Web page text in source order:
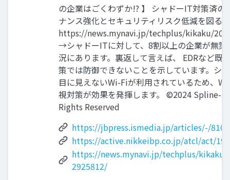
の企業はごくわずか!? 】 シャドーIT対策済の
ナンス強化とセキュリティリスク低減を図る
https://news.mynavi.jp/techplus/kikaku/
→シャドーITに対して、8割以上の企業が無策
況にあります。裏返して言えば、 EDRなど既
策では防御できないことを示しています。シ
目に見えないWi-Fiが利用されているため、
視対策が効果を発揮します。 ©2024 Spline-
Rights Reserved
https://jbpress.ismedia.jp/articles/-/
https://active.nikkeibp.co.jp/atcl/act/19/
https://news.mynavi.jp/techplus/kikaku/
2925812/